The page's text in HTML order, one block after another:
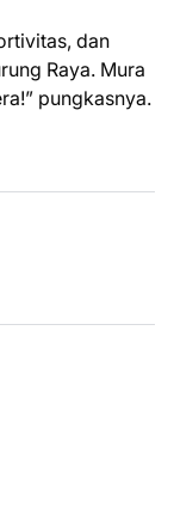
dan
Raya. Mura
pungkasnya.